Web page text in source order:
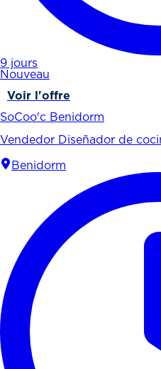
9 jours
Nouveau
Voir l'offre
SoCoo'c Benidorm
Vendedor Diseñador de
Benidorm